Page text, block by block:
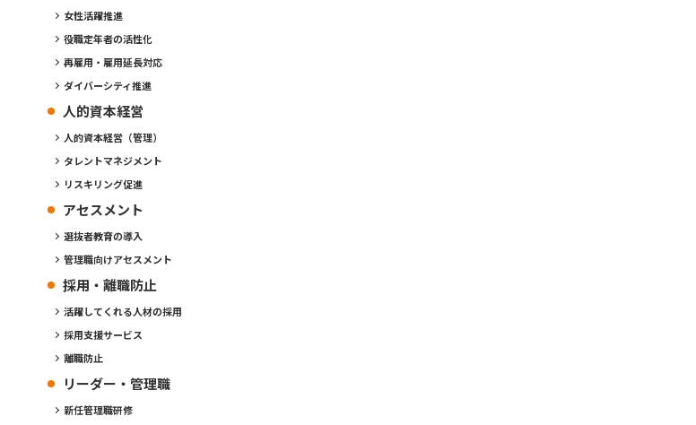
女性活躍推進
役職定年者の活性化
再雇用・雇用延長対応
ダイバーシティ推進
人的資本経営
人的資本経営（管理）
タレントマネジメント
リスキリング促進
アセスメント
選抜者教育の導入
管理職向けアセスメント
採用・離職防止
活躍してくれる人材の採用
採用支援サービス
離職防止
リーダー・管理職
新任管理職研修